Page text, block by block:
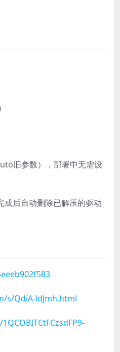
旧参数），部署中无需设
成后自动删除已解压的驱动
s/QdiA-ldJmh.html